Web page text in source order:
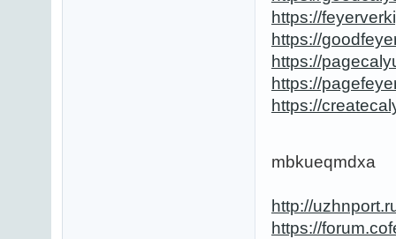
https://
https://
https://
https://
https://
mbkueqmdxa
http://
https://